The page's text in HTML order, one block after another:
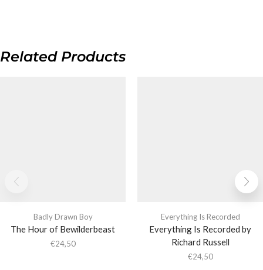
Related Products
Badly Drawn Boy
The Hour of Bewilderbeast
€24,50
Everything Is Recorded
Everything Is Recorded by
Richard Russell
€24,50